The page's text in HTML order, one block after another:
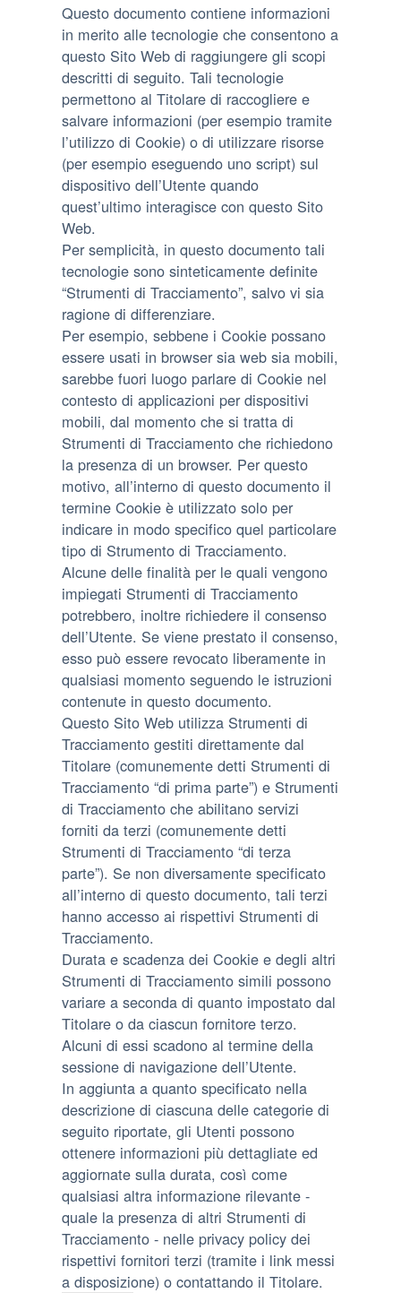
Questo documento contiene informazioni
in merito alle tecnologie che consentono a
questo Sito Web di raggiungere gli scopi
descritti di seguito. Tali tecnologie
permettono al Titolare di raccogliere e
salvare informazioni (per esempio tramite
l’utilizzo di Cookie) o di utilizzare risorse
(per esempio eseguendo uno script) sul
dispositivo dell’Utente quando
quest’ultimo interagisce con questo Sito
Web.
Per semplicità, in questo documento tali
tecnologie sono sinteticamente definite
“Strumenti di Tracciamento”, salvo vi sia
ragione di differenziare.
Per esempio, sebbene i Cookie possano
essere usati in browser sia web sia mobili,
sarebbe fuori luogo parlare di Cookie nel
contesto di applicazioni per dispositivi
mobili, dal momento che si tratta di
Strumenti di Tracciamento che richiedono
la presenza di un browser. Per questo
motivo, all’interno di questo documento il
termine Cookie è utilizzato solo per
indicare in modo specifico quel particolare
tipo di Strumento di Tracciamento.
Alcune delle finalità per le quali vengono
impiegati Strumenti di Tracciamento
potrebbero, inoltre richiedere il consenso
dell’Utente. Se viene prestato il consenso,
esso può essere revocato liberamente in
qualsiasi momento seguendo le istruzioni
contenute in questo documento.
Questo Sito Web utilizza Strumenti di
Tracciamento gestiti direttamente dal
Titolare (comunemente detti Strumenti di
Tracciamento “di prima parte”) e Strumenti
di Tracciamento che abilitano servizi
forniti da terzi (comunemente detti
Strumenti di Tracciamento “di terza
parte”). Se non diversamente specificato
all’interno di questo documento, tali terzi
hanno accesso ai rispettivi Strumenti di
Tracciamento.
Durata e scadenza dei Cookie e degli altri
Strumenti di Tracciamento simili possono
variare a seconda di quanto impostato dal
Titolare o da ciascun fornitore terzo.
Alcuni di essi scadono al termine della
sessione di navigazione dell’Utente.
In aggiunta a quanto specificato nella
descrizione di ciascuna delle categorie di
seguito riportate, gli Utenti possono
ottenere informazioni più dettagliate ed
aggiornate sulla durata, così come
qualsiasi altra informazione rilevante -
quale la presenza di altri Strumenti di
Tracciamento - nelle privacy policy dei
rispettivi fornitori terzi (tramite i link messi
a disposizione) o contattando il Titolare.